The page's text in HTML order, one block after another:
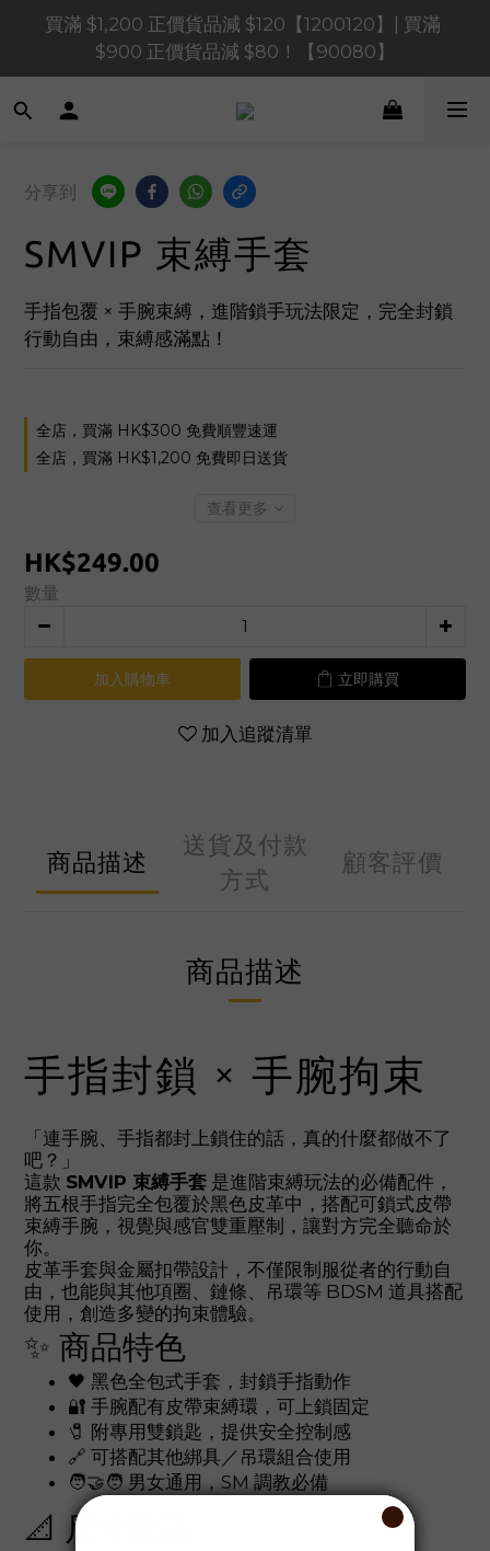
買滿 $1,200 正價貨品減 $120【1200120】| 買滿
$900 正價貨品減 $80！【90080】
買滿 $1,200 正價貨品減 $120【1200120】| 買滿
$900 正價貨品減 $80！【90080】
買滿 $600 正價貨品減 $40【60040】| 買滿 $400 正
📢 系統維護通知 – SHOPLINE Payments FPS將於
2026 年 8 月 9 日（日）凌晨 01:00 至 11:00 暫停交易
買滿 $1,200 正價貨品減 $120【1200120】| 買滿
分享到
SMVIP 束縛手套
手指包覆 × 手腕束縛，進階鎖手玩法限定，完全封鎖
行動自由，束縛感滿點！
全店，買滿 HK$300 免費順豐速運
全店，買滿 HK$1,200 免費即日送貨
查看更多
HK$249.00
數量
加入購物車 立即購買
加入追蹤清單
商品描述
送貨及付款
方式
顧客評價
商品描述
手指封鎖 × 手腕拘束
「連手腕、手指都封上鎖住的話，真的什麼都做不了
吧？」
這款 SMVIP 束縛手套 是進階束縛玩法的必備配件，
將五根手指完全包覆於黑色皮革中，搭配可鎖式皮帶
束縛手腕，視覺與感官雙重壓制，讓對方完全聽命於
你。
皮革手套與金屬扣帶設計，不僅限制服從者的行動自
由，也能與其他項圈、鏈條、吊環等 BDSM 道具搭配
使用，創造多變的拘束體驗。
✨ 商品特色
🖤 黑色全包式手套，封鎖手指動作
🔐 手腕配有皮帶束縛環，可上鎖固定
🧷 附專用雙鎖匙，提供安全控制感
🔗 可搭配其他綁具／吊環組合使用
🧑‍🤝‍🧑 男女通用，SM 調教必備
📐 尺寸資訊